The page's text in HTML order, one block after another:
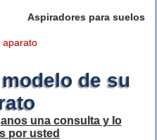
Aspiradores para suelos
aparato
de su
una consulta y lo
por usted